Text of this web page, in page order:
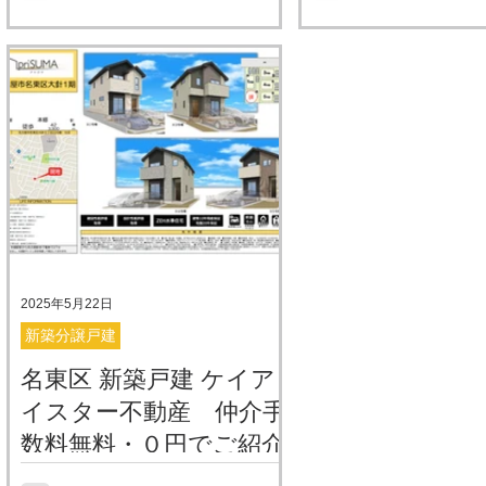
ぜ無料なの？」と聞かれることも
ありますが、理由はシンプルで
す。 弊社は売主様から頂ける手数
料のみで運営しており、買主様
（お客様）からは一切いただきま
せん。浮いたお金で、家具家電の
購入や新生活の資金に充てていた
だきたい、という思いで活動して
います。 こちらの物件を購入した
シリーズの新築分譲建売 耐震等級
３ ZEH仕様の省エネ 住宅性能
表示制度利用物件 子育てグリーン
住宅支援事業の対象物件です （補
助金額 40万円） 物件概要資料
実際の室内の様子をご覧いただけ
ます YAS不動産で仲介の場合は、
仲介手数料が無料・０円 仲介手数
料は、物件価格の３%＋６万円の
ていますので、あくまでも上限と
いうことなので、弊社では、仲介
います。 弊社は、売主様から頂け
る仲介手数料のみで運営。いわゆ
る、両手ではなく、片手だけで
す）家を買いたい方を応援してま
名東区 新築戸建 ケイア
イスター不動産 仲介手
数料無料・０円でご紹介
新築分譲戸建
2025年5月22日